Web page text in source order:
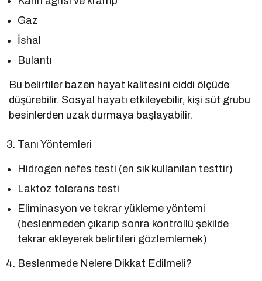
Gaz
İshal
Bulantı
Bu belirtiler bazen hayat kalitesini ciddi ölçüde
düşürebilir. Sosyal hayatı etkileyebilir, kişi süt grubu
besinlerden uzak durmaya başlayabilir.
Tanı Yöntemleri
Hidrogen nefes testi (en sık kullanılan testtir)
Laktoz tolerans testi
Eliminasyon ve tekrar yükleme yöntemi
(beslenmeden çıkarıp sonra kontrollü şekilde
tekrar ekleyerek belirtileri gözlemlemek)
Beslenmede Nelere Dikkat Edilmeli?